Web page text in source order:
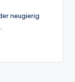
neugierig